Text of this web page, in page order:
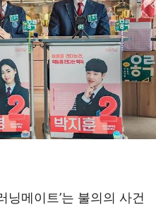
닝메이트’는 불의의 사건